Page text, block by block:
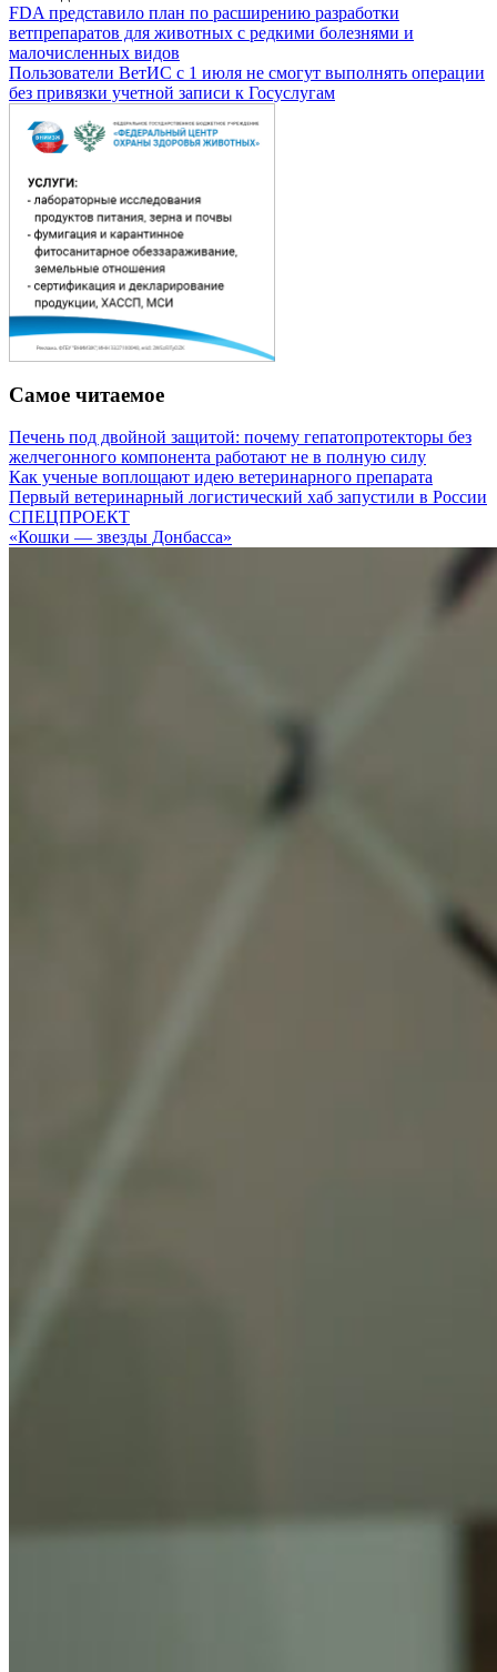
FDA представило план по расширению разработки
ветпрепаратов для животных с редкими болезнями и
малочисленных видов
Пользователи ВетИС с 1 июля не смогут выполнять операции
без привязки учетной записи к Госуслугам
Самое читаемое
Печень под двойной защитой: почему гепатопротекторы без
желчегонного компонента работают не в полную силу
Как ученые воплощают идею ветеринарного препарата
Первый ветеринарный логистический хаб запустили в России
СПЕЦПРОЕКТ
«Кошки — звезды Донбасса»